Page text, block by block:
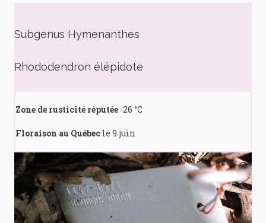
Subgenus Hymenanthes
Rhododendron élépidote
Zone de rusticité réputée -26 °C
Floraison au Québec le 9 juin